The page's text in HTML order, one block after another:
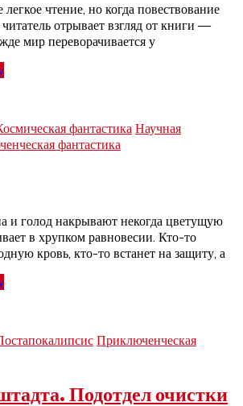
чтение, но когда повествование
отрывает взгляд от книги —
мир переворачивается у
фантастикаНаучная
фантастика
и голод накрывают некогда цветущую
в хрупком равновесии. Кто-то
кровь, кто-то встанет на защиту, а
Приключенческая
Подотдел очистки